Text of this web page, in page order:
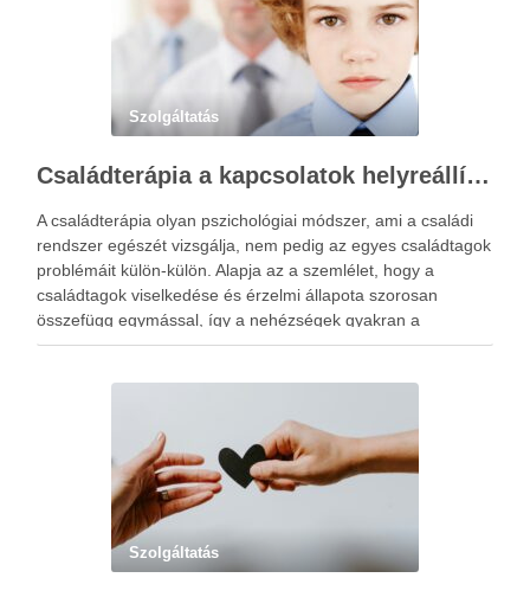
Szolgáltatás
Családterápia a kapcsolatok helyreállításért
A családterápia olyan pszichológiai módszer, ami a családi
rendszer egészét vizsgálja, nem pedig az egyes családtagok
problémáit külön-külön. Alapja az a szemlélet, hogy a
családtagok viselkedése és érzelmi állapota szorosan
összefügg egymással, így a nehézségek gyakran a
kapcsolati mintázatokban gyökereznek. A családterápia
Szolgáltatás